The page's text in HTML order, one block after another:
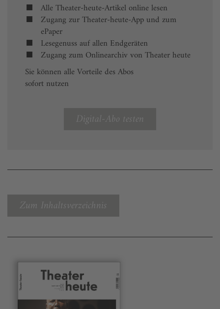
Alle Theater-heute-Artikel online lesen
Zugang zur Theater-heute-App und zum
ePaper
Lesegenuss auf allen Endgeräten
Zugang zum Onlinearchiv von Theater heute
Sie können alle Vorteile des Abos
sofort nutzen
Digital-Abo testen
Zum Inhaltsverzeichnis